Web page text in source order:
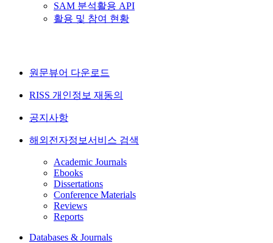
SAM 분석활용 API
활용 및 참여 현황
원문뷰어 다운로드
RISS 개인정보 재동의
공지사항
해외전자정보서비스 검색
Academic Journals
Ebooks
Dissertations
Conference Materials
Reviews
Reports
Databases & Journals